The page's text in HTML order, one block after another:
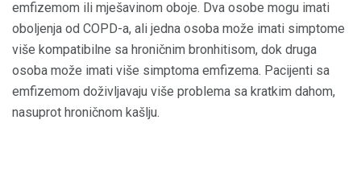
emfizemom ili mješavinom oboje. Dva osobe mogu imati
oboljenja od COPD-a, ali jedna osoba može imati simptome
više kompatibilne sa hroničnim bronhitisom, dok druga
osoba može imati više simptoma emfizema. Pacijenti sa
emfizemom doživljavaju više problema sa kratkim dahom,
nasuprot hroničnom kašlju.